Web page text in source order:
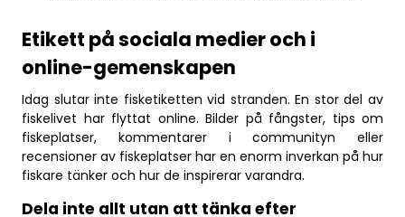
Etikett på sociala medier och i
online-gemenskapen
Idag slutar inte fisketiketten vid stranden. En stor del av
fiskelivet har flyttat online. Bilder på fångster, tips om
fiskeplatser, kommentarer i communityn eller
recensioner av fiskeplatser har en enorm inverkan på hur
fiskare tänker och hur de inspirerar varandra.
Dela inte allt utan att tänka efter